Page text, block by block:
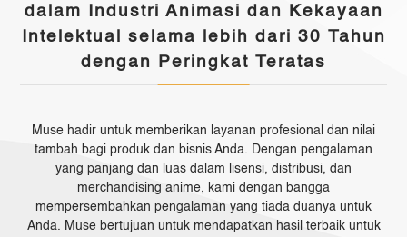
dalam Industri Animasi dan Kekayaan
Intelektual selama lebih dari 30 Tahun
dengan Peringkat Teratas
Muse hadir untuk memberikan layanan profesional dan nilai
tambah bagi produk dan bisnis Anda. Dengan pengalaman
yang panjang dan luas dalam lisensi, distribusi, dan
merchandising anime, kami dengan bangga
mempersembahkan pengalaman yang tiada duanya untuk
Anda. Muse bertujuan untuk mendapatkan hasil terbaik untuk